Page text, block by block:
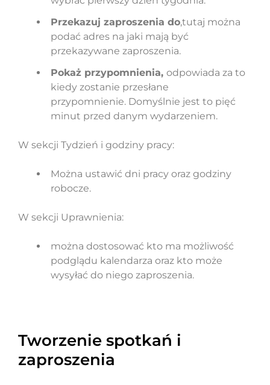
Przekazuj zaproszenia do,tutaj można
podać adres na jaki mają być
przekazywane zaproszenia.
Pokaż przypomnienia, odpowiada za to
kiedy zostanie przesłane
przypomnienie. Domyślnie jest to pięć
minut przed danym wydarzeniem.
W sekcji Tydzień i godziny pracy:
Można ustawić dni pracy oraz godziny
robocze.
W sekcji Uprawnienia:
można dostosować kto ma możliwość
podglądu kalendarza oraz kto może
wysyłać do niego zaproszenia.
Tworzenie spotkań i
zaproszenia